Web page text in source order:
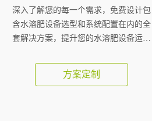
深入了解您的每一个需求，免费设计包
含水溶肥设备选型和系统配置在内的全
套解决方案，提升您的水溶肥设备运营
方案定制